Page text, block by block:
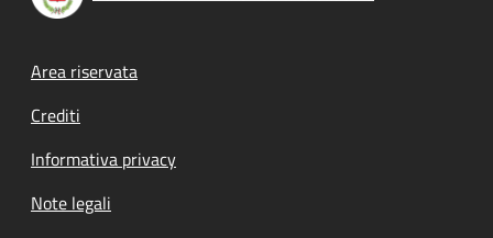
Footer menu
Area riservata
Crediti
Informativa privacy
Note legali